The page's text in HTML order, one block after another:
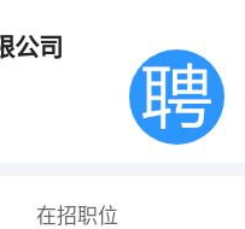
公司
在招职位